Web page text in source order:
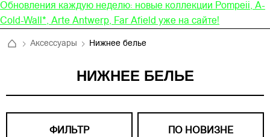
Обновления каждую неделю: новые коллекции Pompeii, A-
Cold-Wall*, Arte Antwerp, Far Afield уже на сайте!
Аксессуары Нижнее белье
НИЖНЕЕ БЕЛЬЕ
ФИЛЬТР ПО НОВИЗНЕ